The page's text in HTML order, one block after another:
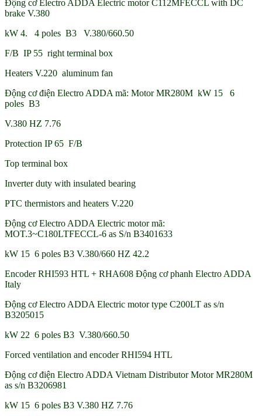
Động cơ Electro ADDA Electric motor C112MFECCL with DC
brake V.380
kW 4. 4 poles B3 V.380/660.50
F/B IP 55 right terminal box
Heaters V.220 aluminum fan
Động cơ điện Electro ADDA mã: Motor MR280M kW 15 6
poles B3
V.380 HZ 7.76
Protection IP 65 F/B
Top terminal box
Inverter duty with insulated bearing
PTC thermistors and heaters V.220
Động cơ Electro ADDA Electric motor mã:
MOT.3~C180LTFECCL-6 as S/n B3401633
kW 15 6 poles B3 V.380/660 HZ 42.2
Encoder RHI593 HTL + RHA608 Động cơ phanh Electro ADDA
Italy
Động cơ Electro ADDA Electric motor type C200LT as s/n
B3205015
kW 22 6 poles B3 V.380/660.50
Forced ventilation and encoder RHI594 HTL
Động cơ điện Electro ADDA Vietnam Distributor Motor MR280M
as s/n B3206981
kW 15 6 poles B3 V.380 HZ 7.76